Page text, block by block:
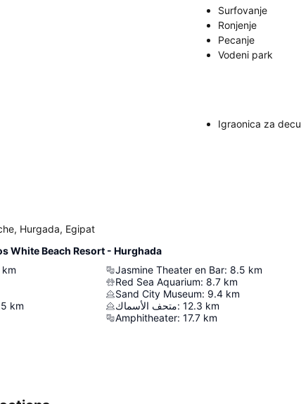
Surfovanje
Ronjenje
Pecanje
Vodeni park
Igraonica za decu
Hurgada, Egipat
White Beach Resort - Hurghada
km
km
Jasmine Theater en Bar: 8.5 km
Red Sea Aquarium: 8.7 km
Sand City Museum: 9.4 km
متحف الأسماك: 12.3 km
Amphitheater: 17.7 km